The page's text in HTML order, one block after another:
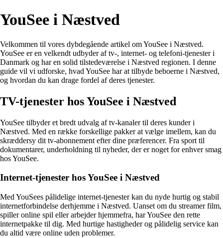
YouSee i Næstved
Velkommen til vores dybdegående artikel om YouSee i Næstved.
YouSee er en velkendt udbyder af tv-, internet- og telefoni-tjenester i
Danmark og har en solid tilstedeværelse i Næstved regionen. I denne
guide vil vi udforske, hvad YouSee har at tilbyde beboerne i Næstved,
og hvordan du kan drage fordel af deres tjenester.
TV-tjenester hos YouSee i Næstved
YouSee tilbyder et bredt udvalg af tv-kanaler til deres kunder i
Næstved. Med en række forskellige pakker at vælge imellem, kan du
skræddersy dit tv-abonnement efter dine præferencer. Fra sport til
dokumentarer, underholdning til nyheder, der er noget for enhver smag
hos YouSee.
Internet-tjenester hos YouSee i Næstved
Med YouSees pålidelige internet-tjenester kan du nyde hurtig og stabil
internetforbindelse derhjemme i Næstved. Uanset om du streamer film,
spiller online spil eller arbejder hjemmefra, har YouSee den rette
internetpakke til dig. Med hurtige hastigheder og pålidelig service kan
du altid være online uden problemer.